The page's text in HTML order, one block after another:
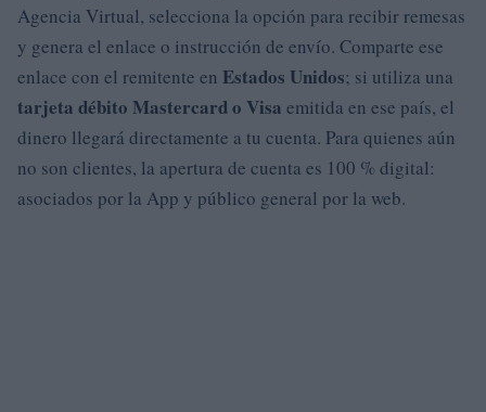
Agencia Virtual, selecciona la opción para recibir remesas
y genera el enlace o instrucción de envío. Comparte ese
enlace con el remitente en Estados Unidos; si utiliza una
tarjeta débito Mastercard o Visa emitida en ese país, el
dinero llegará directamente a tu cuenta. Para quienes aún
no son clientes, la apertura de cuenta es 100 % digital:
asociados por la App y público general por la web.